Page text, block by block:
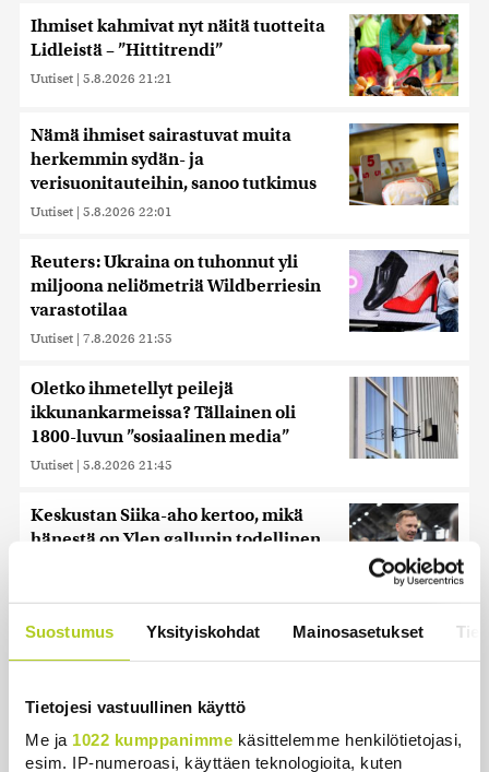
Suostumus Yksityiskohdat Mainosasetukset
Tietojesi vastuullinen käyttö
Me ja 1022 kumppanimme käsittelemme henkilötietojasi,
esim. IP-numeroasi, käyttäen teknologioita, kuten
Ihmiset kahmivat nyt näitä tuotteita
Lidleistä – ”Hittitrendi”
Uutiset | 5.8.2026 21:21
Nämä ihmiset sairastuvat muita
herkemmin sydän- ja
verisuonitauteihin, sanoo tutkimus
Uutiset | 5.8.2026 22:01
Reuters: Ukraina on tuhonnut yli
miljoona neliömetriä Wildberriesin
varastotilaa
Uutiset | 7.8.2026 21:55
Oletko ihmetellyt peilejä
ikkunankarmeissa? Tällainen oli
1800-luvun ”sosiaalinen media”
Uutiset | 5.8.2026 21:45
Keskustan Siika-aho kertoo, mikä
hänestä on Ylen gallupin todellinen
Uusimmat